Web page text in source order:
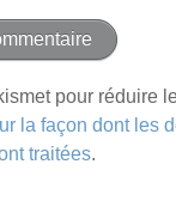
pour réduire
la façon dont les
traitées.